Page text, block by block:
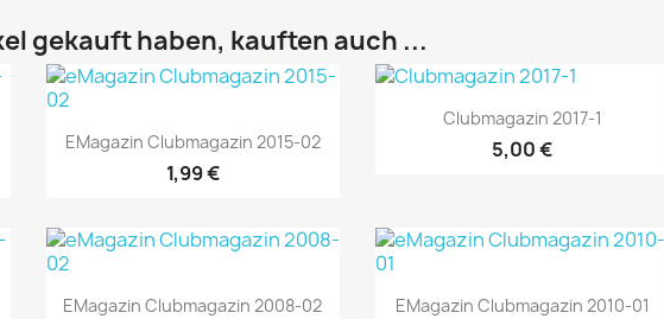
gekauft haben, kauften auch ...
Vorschau
EMagazin Clubmagazin 2015-02
1,99 €
Vorschau
Clubmagazin 2017-1
5,00 €
Vorschau
EMagazin Clubmagazin 2008-02 Vorschau
EMagazin Clubmagazin 2010-01